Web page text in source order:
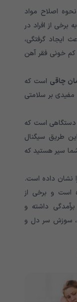
اصلاح مواد
از افراد در
ایجاد گرفتگی،
کم خونی فقر آهن
چاقی است که
مفیدی بر سلامتی
است که
طریق سیگنال
سیر هستید که
نشان داده است.
است و برخی از
داشته و
سوزش سر دل و